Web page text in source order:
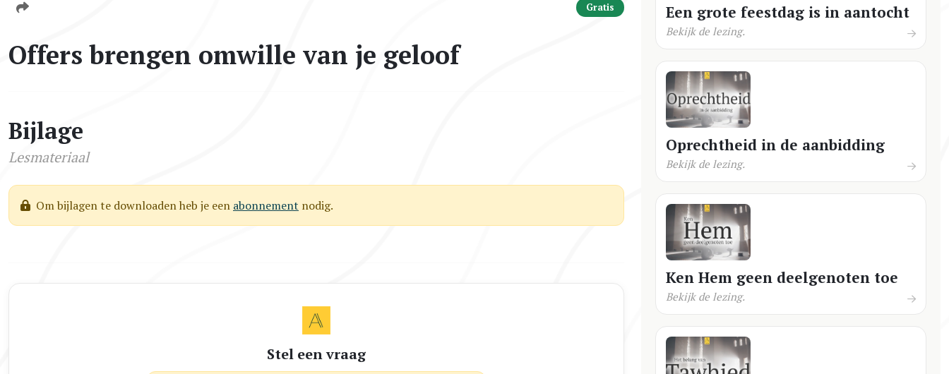
Gratis
Offers brengen omwille van je geloof
Bijlage
Lesmateriaal
Om bijlagen te downloaden heb je een abonnement nodig.
Stel een vraag
Een grote feestdag is in aantocht
Bekijk de lezing.
Oprechtheid in de aanbidding
Bekijk de lezing.
Ken Hem geen deelgenoten toe
Bekijk de lezing.